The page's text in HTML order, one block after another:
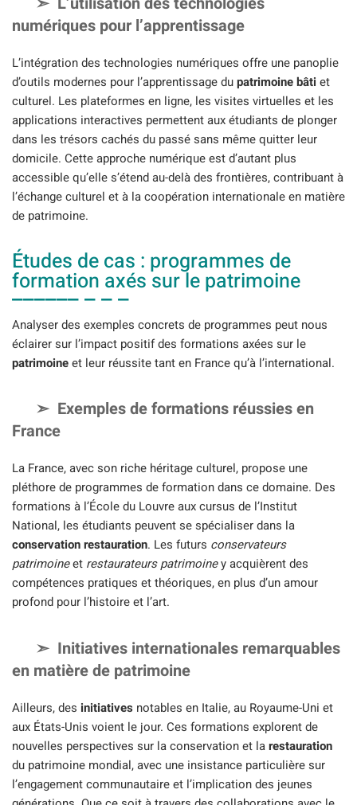
numériques pour l’apprentissage
L’intégration des technologies numériques offre une panoplie
d’outils modernes pour l’apprentissage dupatrimoine bâti et
culturel. Les plateformes en ligne, les visites virtuelles et les
applications interactives permettent aux étudiants de plonger
dans les trésors cachés du passé sans même quitter leur
domicile. Cette approche numérique est d’autant plus
accessible qu’elle s’étend au-delà des frontières, contribuant à
l’échange culturel et à la coopération internationale en matière
de patrimoine.
Études de cas : programmes de
formation axés sur le patrimoine
Analyser des exemples concrets de programmes peut nous
éclairer sur l’impact positif des formations axées sur le
patrimoineet leur réussite tant en France qu’à l’international.
Exemples de formations réussies en
France
La France, avec son riche héritage culturel, propose une
pléthore de programmes de formation dans ce domaine. Des
formations à l’École du Louvre aux cursus de l’Institut
National, les étudiants peuvent se spécialiser dans la
conservation restauration. Les futurs conservateurs
patrimoineet restaurateurs patrimoiney acquièrent des
compétences pratiques et théoriques, en plus d’un amour
profond pour l’histoire et l’art.
Initiatives internationales remarquables
en matière de patrimoine
Ailleurs, des initiatives notables en Italie, au Royaume-Uni et
aux États-Unis voient le jour. Ces formations explorent de
nouvelles perspectives sur la conservation et larestauration
du patrimoine mondial, avec une insistance particulière sur
l’engagement communautaire et l’implication des jeunes